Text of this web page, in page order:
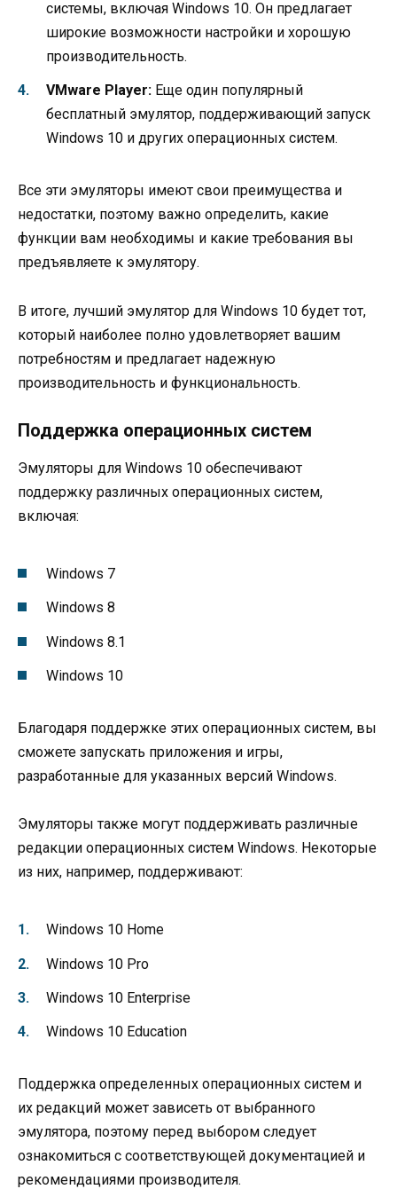
системы, включая Windows 10. Он предлагает
широкие возможности настройки и хорошую
производительность.
VMware Player: Еще один популярный
бесплатный эмулятор, поддерживающий запуск
Windows 10 и других операционных систем.
Все эти эмуляторы имеют свои преимущества и
недостатки, поэтому важно определить, какие
функции вам необходимы и какие требования вы
предъявляете к эмулятору.
В итоге, лучший эмулятор для Windows 10 будет тот,
который наиболее полно удовлетворяет вашим
потребностям и предлагает надежную
производительность и функциональность.
Поддержка операционных систем
Эмуляторы для Windows 10 обеспечивают
поддержку различных операционных систем,
включая:
Windows 7
Windows 8
Windows 8.1
Windows 10
Благодаря поддержке этих операционных систем, вы
сможете запускать приложения и игры,
разработанные для указанных версий Windows.
Эмуляторы также могут поддерживать различные
редакции операционных систем Windows. Некоторые
из них, например, поддерживают:
Windows 10 Home
Windows 10 Pro
Windows 10 Enterprise
Windows 10 Education
Поддержка определенных операционных систем и
их редакций может зависеть от выбранного
эмулятора, поэтому перед выбором следует
ознакомиться с соответствующей документацией и
рекомендациями производителя.